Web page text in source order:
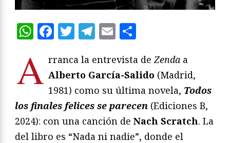
WhatsApp
Facebook
Twitter
Telegram
Email
A rranca la entrevista de Zenda a
Alberto García-Salido (Madrid,
1981) como su última novela, Todos
los finales felices se parecen (Ediciones B,
2024): con una canción de Nach Scratch. La
del libro es “Nada ni nadie”, donde el